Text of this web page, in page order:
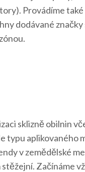
Provádíme
dodávané
sklizně obilnin
typu aplikovaného
v zemědělské
Začínáme